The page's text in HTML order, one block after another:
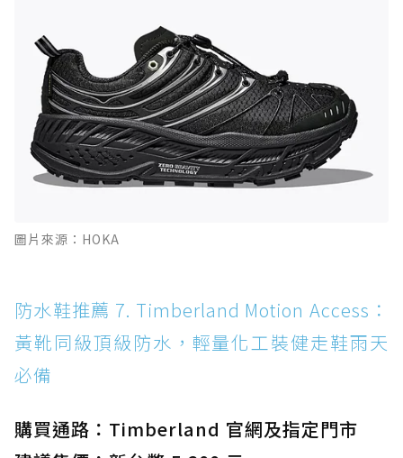
圖片來源：HOKA
防水鞋推薦 7. Timberland Motion Access：
黃靴同級頂級防水，輕量化工裝健走鞋雨天
必備
購買通路：Timberland 官網及指定門市